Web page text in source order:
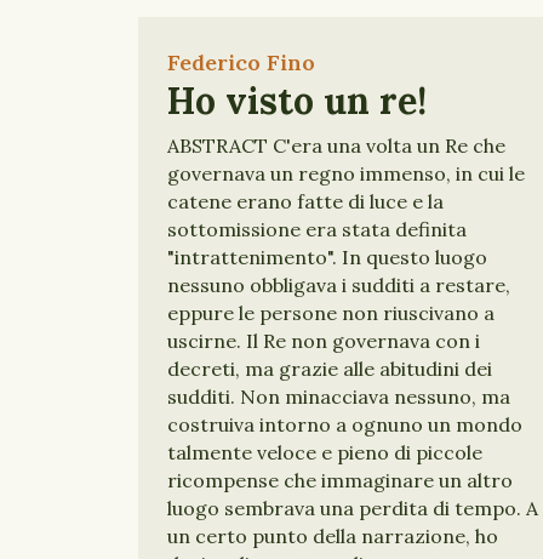
Federico Fino
Ho visto un re!
ABSTRACT C'era una volta un Re che
governava un regno immenso, in cui le
catene erano fatte di luce e la
sottomissione era stata definita
"intrattenimento". In questo luogo
nessuno obbligava i sudditi a restare,
eppure le persone non riuscivano a
uscirne. Il Re non governava con i
decreti, ma grazie alle abitudini dei
sudditi. Non minacciava nessuno, ma
costruiva intorno a ognuno un mondo
talmente veloce e pieno di piccole
ricompense che immaginare un altro
luogo sembrava una perdita di tempo. A
un certo punto della narrazione, ho